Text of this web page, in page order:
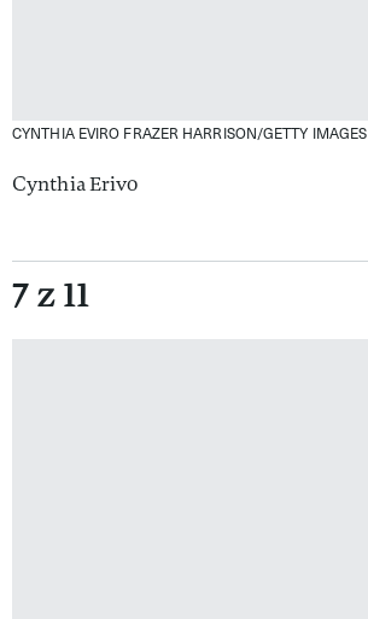
CYNTHIA EVIRO FRAZER HARRISON/GETTY IMAGES
Cynthia Erivo
7 z 11